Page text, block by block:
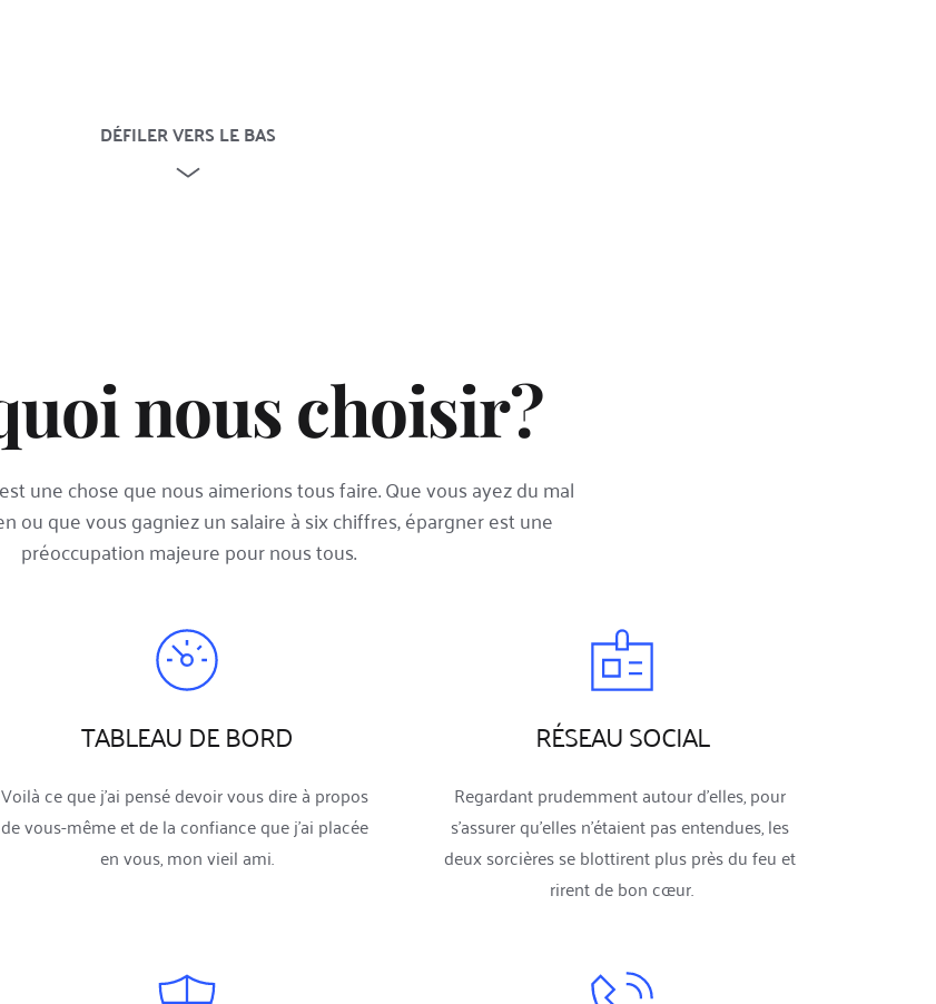
DÉFILER VERS LE BAS
nous choisir?
une chose que nous aimerions tous faire. Que vous ayez du mal
ou que vous gagniez un salaire à six chiffres, épargner est une
préoccupation majeure pour nous tous.
TABLEAU DE BORD
Voilà ce que j'ai pensé devoir vous dire à propos
de vous-même et de la confiance que j'ai placée
en vous, mon vieil ami.
RÉSEAU SOCIAL
Regardant prudemment autour d'elles, pour
s'assurer qu'elles n'étaient pas entendues, les
deux sorcières se blottirent plus près du feu et
rirent de bon cœur.